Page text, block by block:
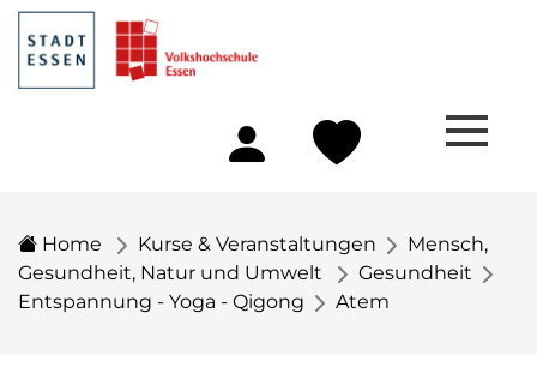
Home Kurse & Veranstaltungen
Mensch,
Gesundheit, Natur und Umwelt
Gesundheit
Entspannung - Yoga - Qigong
Atem